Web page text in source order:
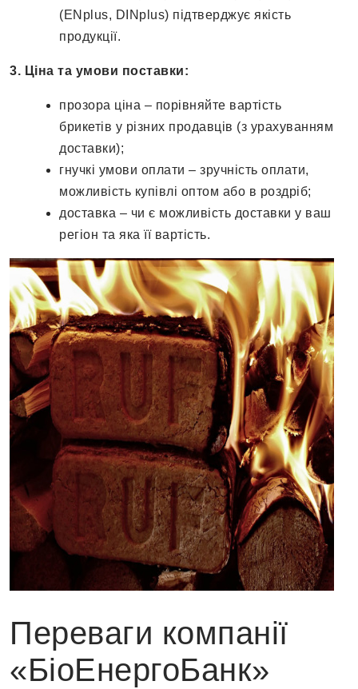
(ENplus, DINplus) підтверджує якість
продукції.
3. Ціна та умови поставки:
прозора ціна – порівняйте вартість
брикетів у різних продавців (з урахуванням
доставки);
гнучкі умови оплати – зручність оплати,
можливість купівлі оптом або в роздріб;
доставка – чи є можливість доставки у ваш
регіон та яка її вартість.
Переваги компанії
«БіоЕнергоБанк»